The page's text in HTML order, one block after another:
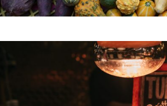
¿Conoces estas tres panaderías
nuevas?